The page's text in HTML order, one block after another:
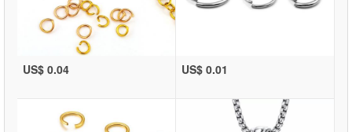
US$ 0.04 US$ 0.01